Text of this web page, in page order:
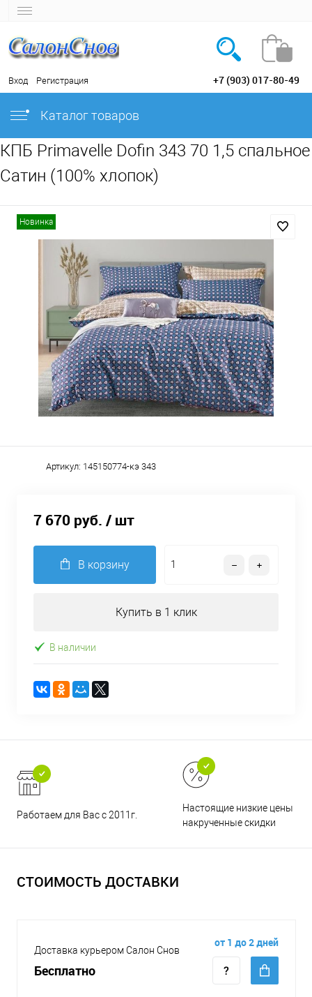
Вход Регистрация +7 (903) 017-80-49
Каталог товаров
КПБ Primavelle Dofin 343 70 1,5 спальное
Сатин (100% хлопок)
Новинка
Артикул: 145150774-кэ 343
7 670 руб. / шт
В корзину
Купить в 1 клик
В наличии
Работаем для Вас с 2011г.
Настоящие низкие цены и
накрученные скидки
СТОИМОСТЬ ДОСТАВКИ
Доставка курьером Салон Снов
Бесплатно
от 1 до 2 дней